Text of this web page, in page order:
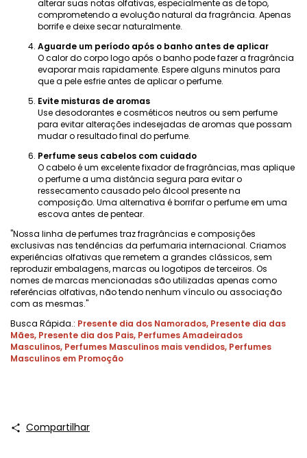
alterar suas notas olfativas, especialmente as de topo,
comprometendo a evolução natural da fragrância. Apenas
borrife e deixe secar naturalmente.
Aguarde um período após o banho antes de aplicar
O calor do corpo logo após o banho pode fazer a fragrância
evaporar mais rapidamente. Espere alguns minutos para
que a pele esfrie antes de aplicar o perfume.
Evite misturas ​​de aromas
Use desodorantes e cosméticos neutros ou sem perfume
para evitar alterações indesejadas de aromas que possam
mudar o resultado final do perfume.
Perfume seus cabelos com cuidado
O cabelo é um excelente fixador de fragrâncias, mas aplique
o perfume a uma distância segura para evitar o
ressecamento causado pelo álcool presente na
composição. Uma alternativa é borrifar o perfume em uma
escova antes de pentear.
"Nossa linha de perfumes traz fragrâncias e composições
exclusivas nas tendências da perfumaria internacional. Criamos
experiências olfativas que remetem a grandes clássicos, sem
reproduzir embalagens, marcas ou logotipos de terceiros. Os
nomes de marcas mencionadas são utilizadas apenas como
referências olfativas, não tendo nenhum vínculo ou associação
com as mesmas."
Busca Rápida.: Presente dia dos Namorados, Presente dia das
Mães, Presente dia dos Pais, Perfumes Amadeirados
Masculinos, Perfumes Masculinos mais vendidos, Perfumes
Masculinos em Promoção
Compartilhar